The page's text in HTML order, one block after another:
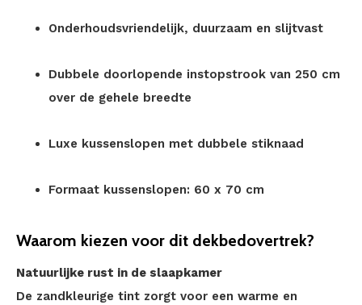
Onderhoudsvriendelijk, duurzaam en slijtvast
Dubbele doorlopende instopstrook van 250 cm
over de gehele breedte
Luxe kussenslopen met dubbele stiknaad
Formaat kussenslopen: 60 x 70 cm
Waarom kiezen voor dit dekbedovertrek?
Natuurlijke rust in de slaapkamer
De zandkleurige tint zorgt voor een warme en